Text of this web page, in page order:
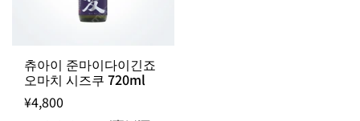
츄아이 준마이다이긴죠
오마치 시즈쿠 720ml
¥4,800